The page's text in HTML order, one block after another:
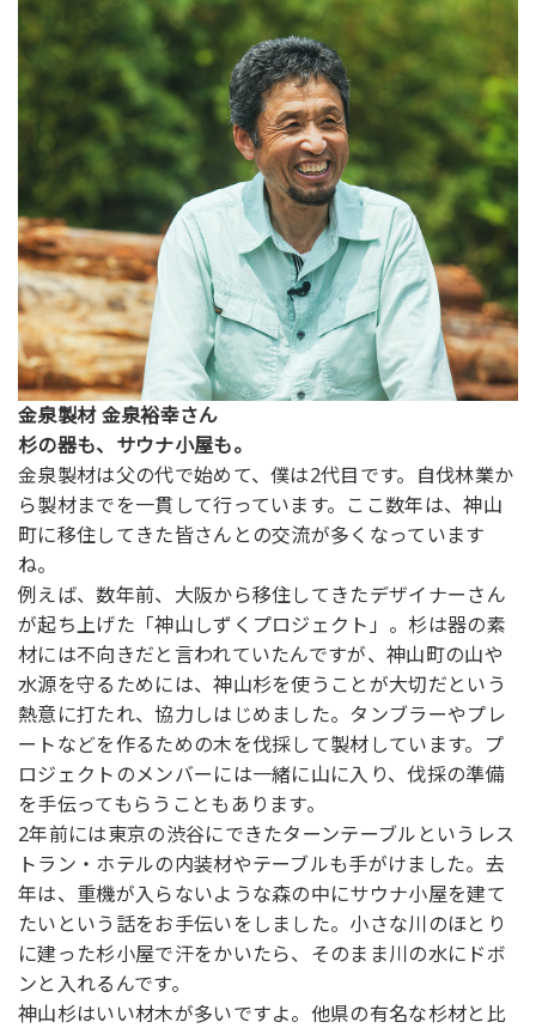
金泉製材 金泉裕幸さん
杉の器も、サウナ小屋も。
金泉製材は父の代で始めて、僕は2代目です。自伐林業か
ら製材までを一貫して行っています。ここ数年は、神山
町に移住してきた皆さんとの交流が多くなっています
ね。
例えば、数年前、大阪から移住してきたデザイナーさん
が起ち上げた「神山しずくプロジェクト」。杉は器の素
材には不向きだと言われていたんですが、神山町の山や
水源を守るためには、神山杉を使うことが大切だという
熱意に打たれ、協力しはじめました。タンブラーやプレ
ートなどを作るための木を伐採して製材しています。プ
ロジェクトのメンバーには一緒に山に入り、伐採の準備
を手伝ってもらうこともあります。
2年前には東京の渋谷にできたターンテーブルというレス
トラン・ホテルの内装材やテーブルも手がけました。去
年は、重機が入らないような森の中にサウナ小屋を建て
たいという話をお手伝いをしました。小さな川のほとり
に建った杉小屋で汗をかいたら、そのまま川の水にドボ
ンと入れるんです。
神山杉はいい材木が多いですよ。他県の有名な杉材と比